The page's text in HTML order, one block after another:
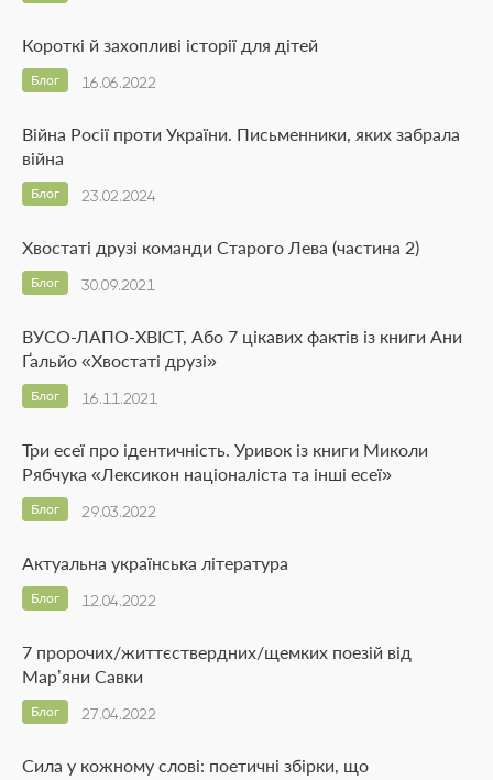
Короткі й захопливі історії для дітей
16.06.2022
Блог
Війна Росії проти України. Письменники, яких забрала
війна
23.02.2024
Блог
Хвостаті друзі команди Старого Лева (частина 2)
30.09.2021
Блог
ВУСО-ЛАПО-ХВІСТ, Або 7 цікавих фактів із книги Ани
Ґальйо «Хвостаті друзі»
16.11.2021
Блог
Три есеї про ідентичність. Уривок із книги Миколи
Рябчука «Лексикон націоналіста та інші есеї»
29.03.2022
Блог
Актуальна українська література
12.04.2022
Блог
7 пророчих/життєствердних/щемких поезій від
Мар’яни Савки
27.04.2022
Блог
Сила у кожному слові: поетичні збірки, що